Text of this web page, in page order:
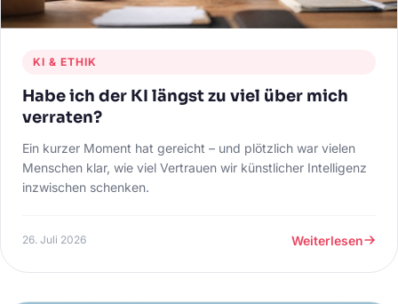
KI & ETHIK
Habe ich der KI längst zu viel über mich
verraten?
Ein kurzer Moment hat gereicht – und plötzlich war vielen
Menschen klar, wie viel Vertrauen wir künstlicher Intelligenz
inzwischen schenken.
26. Juli 2026 Weiterlesen